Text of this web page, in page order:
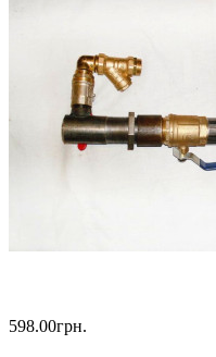
598.00грн.